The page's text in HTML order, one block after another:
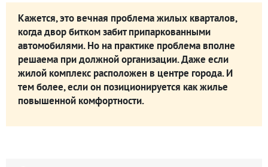
Кажется, это вечная проблема жилых кварталов,
когда двор битком забит припаркованными
автомобилями. Но на практике проблема вполне
решаема при должной организации. Даже если
жилой комплекс расположен в центре города. И
тем более, если он позиционируется как жилье
повышенной комфортности.